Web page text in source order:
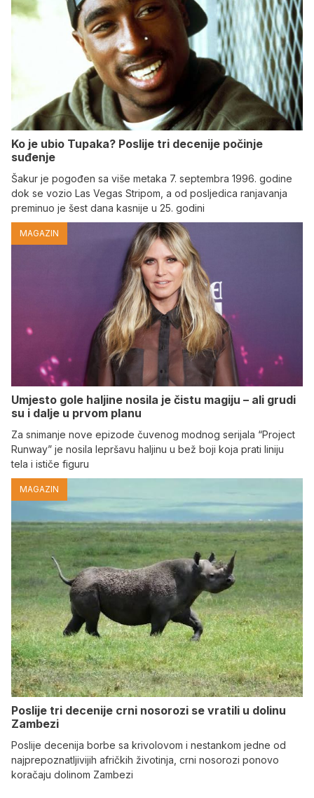
Ko je ubio Tupaka? Poslije tri decenije počinje
suđenje
Šakur je pogođen sa više metaka 7. septembra 1996. godine
dok se vozio Las Vegas Stripom, a od posljedica ranjavanja
preminuo je šest dana kasnije u 25. godini
MAGAZIN
Umjesto gole haljine nosila je čistu magiju – ali grudi
su i dalje u prvom planu
Za snimanje nove epizode čuvenog modnog serijala “Project
Runway” je nosila lepršavu haljinu u bež boji koja prati liniju
tela i ističe figuru
MAGAZIN
Poslije tri decenije crni nosorozi se vratili u dolinu
Zambezi
Poslije decenija borbe sa krivolovom i nestankom jedne od
najprepoznatljivijih afričkih životinja, crni nosorozi ponovo
koračaju dolinom Zambezi